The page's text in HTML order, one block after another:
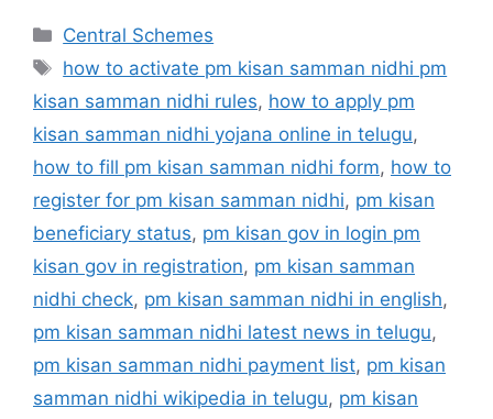
Categories
Central Schemes
Tags
how to activate pm kisan samman nidhi pm
kisan samman nidhi rules, how to apply pm
kisan samman nidhi yojana online in telugu,
how to fill pm kisan samman nidhi form, how to
register for pm kisan samman nidhi, pm kisan
beneficiary status, pm kisan gov in login pm
kisan gov in registration, pm kisan samman
nidhi check, pm kisan samman nidhi in english,
pm kisan samman nidhi latest news in telugu,
pm kisan samman nidhi payment list, pm kisan
samman nidhi wikipedia in telugu, pm kisan